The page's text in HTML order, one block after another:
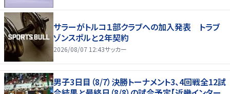
サラーがトルコ１部クラブへの加入発表 トラブ
ゾンスポルと２年契約
2026/08/07 12:43サッカー
男子3日目（8/7）決勝トーナメント3、4回戦全12試